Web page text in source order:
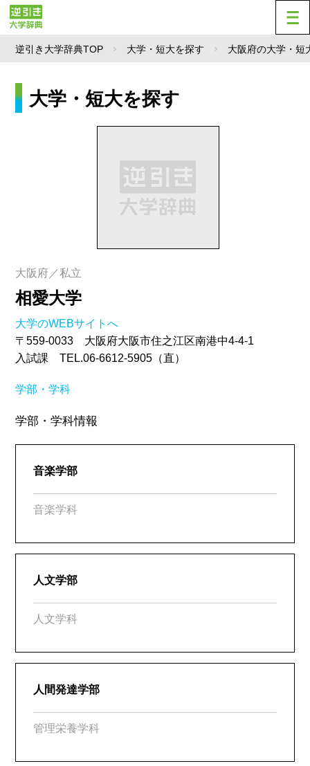
逆引き大学辞典TOP 大学・短大を探す 大阪府の大学・短
大学・短大を探す
大阪府／私立
相愛大学
大学のWEBサイトへ
〒559-0033 大阪府大阪市住之江区南港中4-4-1
入試課 TEL.06-6612-5905（直）
学部・学科
学部・学科情報
音楽学部
音楽学科
人文学部
人文学科
人間発達学部
管理栄養学科